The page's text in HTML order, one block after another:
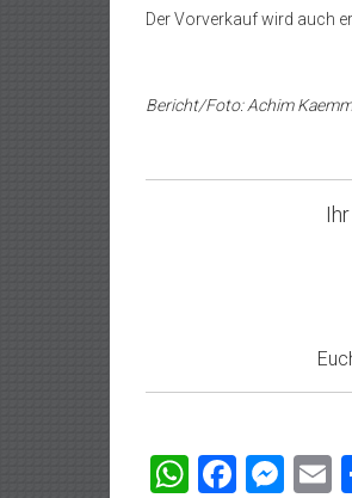
Der Vorverkauf wird auch
Bericht/Foto: Achim